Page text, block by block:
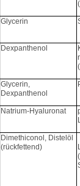
Glycerin
Dexpanthenol
Glycerin,
Dexpanthenol
Natrium-Hyaluronat
Dimethiconol, Distelöl
(rückfettend)